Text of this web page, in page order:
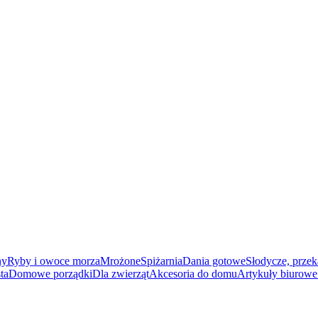
Ryby i owoce morzaMrożoneSpiżarniaDania gotoweSłodycze,
Domowe porządkiDla zwierzątAkcesoria do domuArtykuły